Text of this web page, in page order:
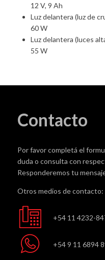
12 V, 9 Ah
Luz delantera (luz de
60 W
Luz delantera (luces
55 W
Contacto
Por favor completá el
duda o consulta con
Responderemos tu
Otros medios de contacto:
+54 11 4232-
+54 9 11 6894